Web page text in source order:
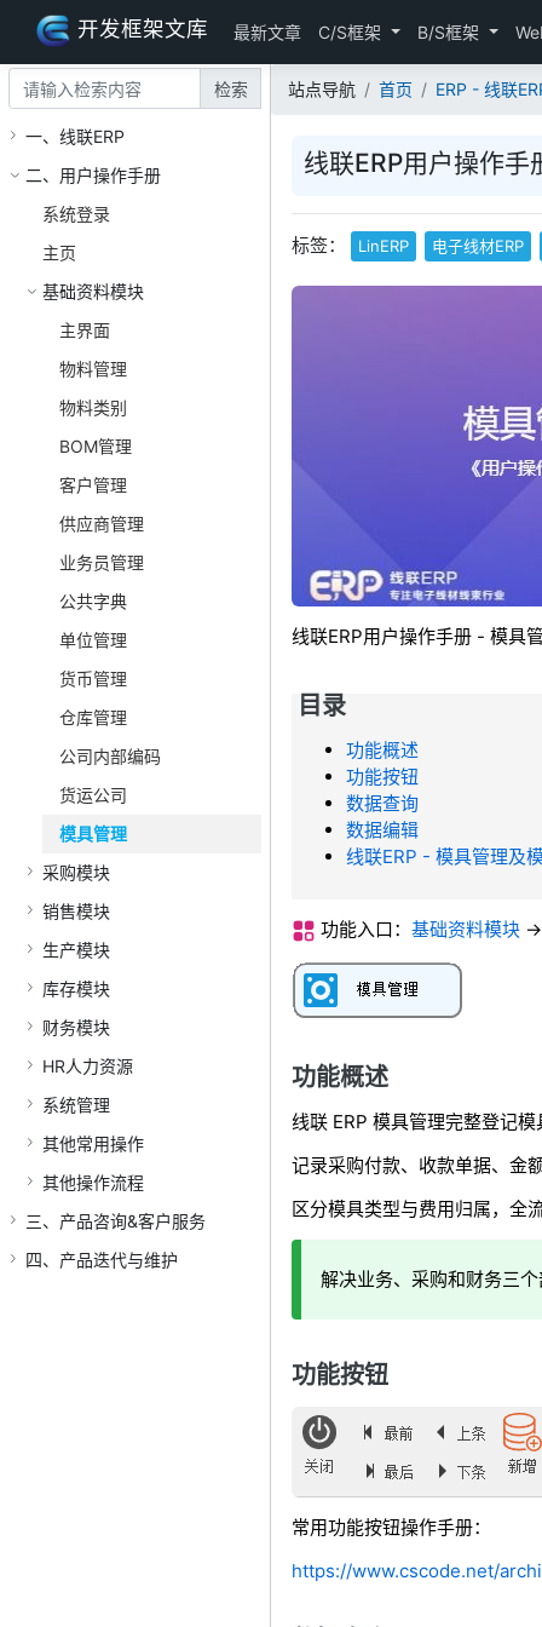
开发框架文库 最新文章 C/S框架 B/S框架
检索
一、线联ERP
二、用户操作手册
系统登录
主页
基础资料模块
主界面
物料管理
物料类别
BOM管理
客户管理
供应商管理
业务员管理
公共字典
单位管理
货币管理
仓库管理
公司内部编码
货运公司
模具管理
采购模块
销售模块
生产模块
库存模块
财务模块
HR人力资源
系统管理
其他常用操作
其他操作流程
三、产品咨询&客户服务
四、产品迭代与维护
站点导航 首页 ERP - 线联
线联ERP用户操作
标签： LinERP 电子线材ERP
线联ERP用户操作手册 - 模具
目录
功能概述
功能按钮
数据查询
数据编辑
线联ERP - 模具管理及
功能入口： 基础资料模块 -
功能概述
线联 ERP 模具管理完整登记
记录采购付款、收款单据、金
区分模具类型与费用归属，全
解决业务、采购和财务三
功能按钮
常用功能按钮操作手册：
https://www.cscode.net/